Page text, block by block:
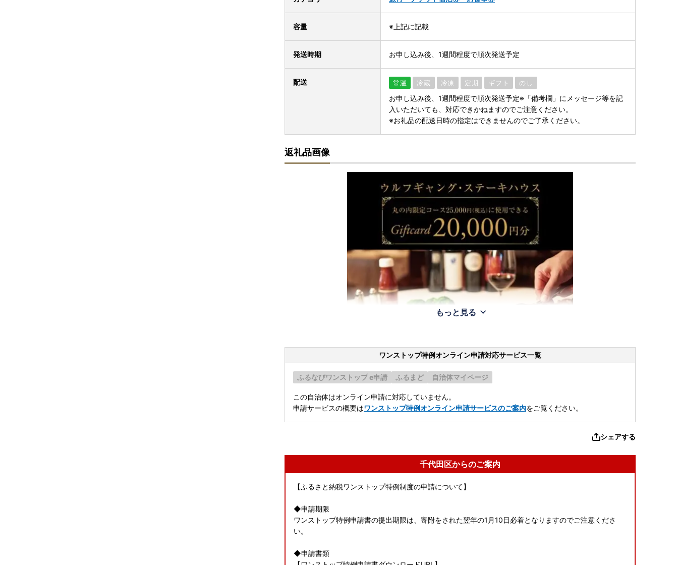
容量 ※上記に記載
発送時期 お申し込み後、1週間程度で順次発送予定
配送 常温 冷蔵 冷凍 定期 ギフト のし
お申し込み後、1週間程度で順次発送予定※「備考欄」にメッセージ等を記
入いただいても、対応できかねますのでご注意ください。
※お礼品の配送日時の指定はできませんのでご了承ください。
返礼品画像
もっと見る
ワンストップ特例オンライン申請対応サービス一覧
ふるなびワンストップ e申請 ふるまど 自治体マイページ
この自治体はオンライン申請に対応していません。
申請サービスの概要はワンストップ特例オンライン申請サービスのご案内をご覧ください。
シェアする
千代田区からのご案内
【ふるさと納税ワンストップ特例制度の申請について】
◆申請期限
ワンストップ特例申請書の提出期限は、寄附をされた翌年の1月10日必着となりますのでご注意くださ
い。
◆申請書類